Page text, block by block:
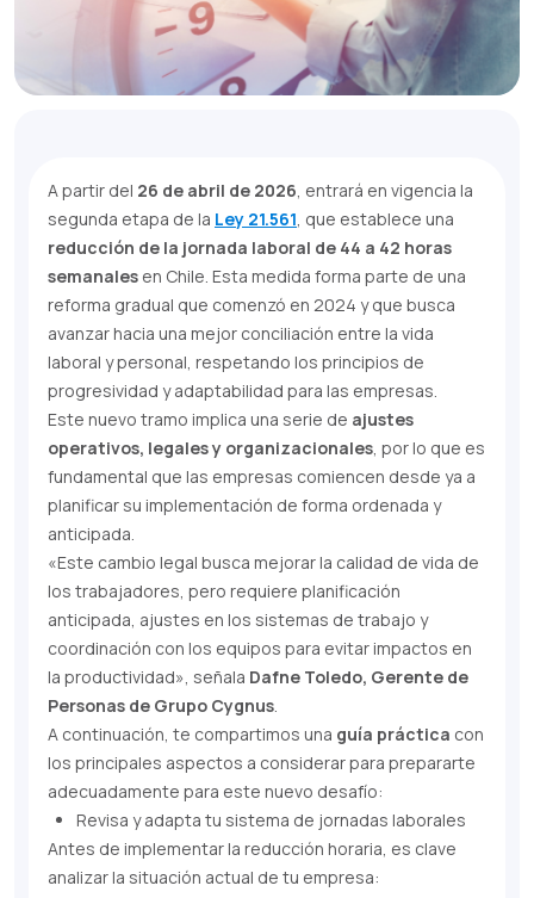
A partir del 26 de abril de 2026, entrará en vigencia la
segunda etapa de la Ley 21.561, que establece una
reducción de la jornada laboral de 44 a 42 horas
semanales en Chile. Esta medida forma parte de una
reforma gradual que comenzó en 2024 y que busca
avanzar hacia una mejor conciliación entre la vida
laboral y personal, respetando los principios de
progresividad y adaptabilidad para las empresas.
Este nuevo tramo implica una serie de ajustes
operativos, legales y organizacionales, por lo que es
fundamental que las empresas comiencen desde ya a
planificar su implementación de forma ordenada y
anticipada.
«Este cambio legal busca mejorar la calidad de vida de
los trabajadores, pero requiere planificación
anticipada, ajustes en los sistemas de trabajo y
coordinación con los equipos para evitar impactos en
la productividad», señala Dafne Toledo, Gerente de
Personas de Grupo Cygnus.
A continuación, te compartimos una guía práctica con
los principales aspectos a considerar para prepararte
adecuadamente para este nuevo desafío:
Revisa y adapta tu sistema de jornadas laborales
Antes de implementar la reducción horaria, es clave
analizar la situación actual de tu empresa: